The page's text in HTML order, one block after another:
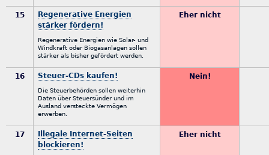
15
Regenerative Energien
stärker fördern!
Regenerative Energien wie Solar- und
Windkraft oder Biogasanlagen sollen
stärker als bisher gefördert werden.
Eher nicht
16 Steuer-CDs kaufen!
Die Steuerbehörden sollen weiterhin
Daten über Steuersünder und im
Ausland versteckte Vermögen
erwerben.
Nein!
17
Illegale Internet-Seiten
blockieren!
Eher nicht